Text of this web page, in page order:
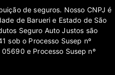
de seguros. Nosso CNPJ é
de Barueri e Estado de São
Seguro Auto Justos são
sob o Processo Susep nº
e Processo Susep nº